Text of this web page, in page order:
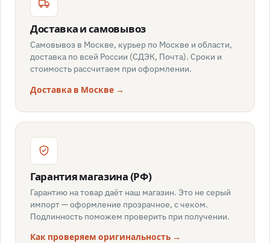
Доставка и самовывоз
Самовывоз в Москве, курьер по Москве и области,
доставка по всей России (СДЭК, Почта). Сроки и
стоимость рассчитаем при оформлении.
Доставка в Москве →
Гарантия магазина (РФ)
Гарантию на товар даёт наш магазин. Это не серый
импорт — оформление прозрачное, с чеком.
Подлинность поможем проверить при получении.
Как проверяем оригинальность →